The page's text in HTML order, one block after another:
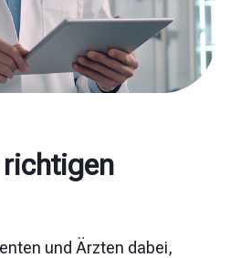
und Ärzten dabei,